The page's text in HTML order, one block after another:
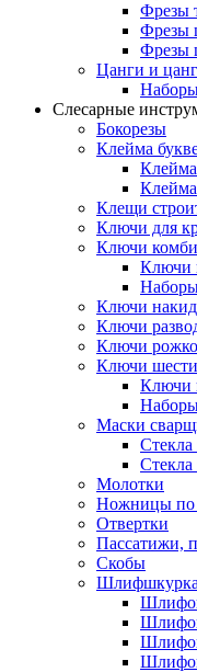
Фрезы
Фрезы
Фрезы
Цанги и
Слесарные
Бокорезы
Клейма
Клещи
Ключи для
Ключи
Ключи
Ключи
Ключи
Ключи
Ключи
Ключи
Маски
Стекла
Стекла
Молотки
Ножницы по
Отвертки
Пассатижи,
Скобы
Шлифшкурка